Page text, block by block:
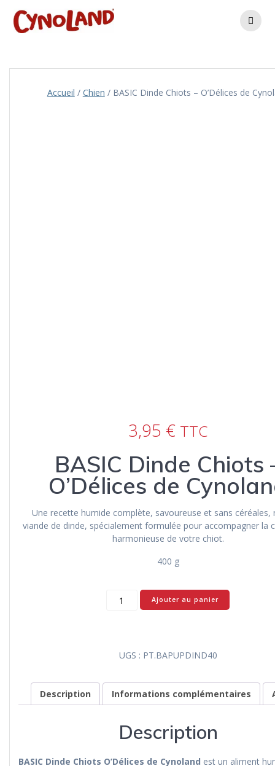
Accueil / Chien / BASIC Dinde Chiots – O’Délices de
3,95 € TTC
BASIC Dinde Chiots
O’Délices de
Une recette humide complète, savoureuse et sans céréales,
viande de dinde, spécialement formulée pour accompagner la
harmonieuse de votre chiot.
400 g
quantité
-
de
Cynoland
Ajouter au panier
UGS : PT.BAPUPDIND40
Description Informations complémentaires
Description
BASIC Dinde Chiots O’Délices de Cynoland est un aliment